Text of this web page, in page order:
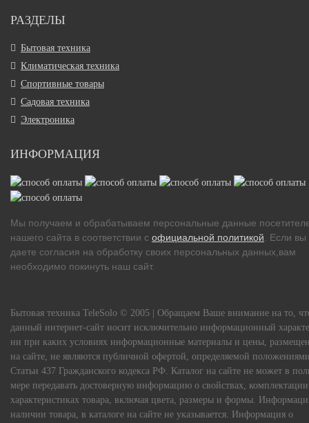
РАЗДЕЛЫ
Бытовая техника
Климатическая техника
Спортивные товары
Садовая техника
Электроника
ИНФОРМАЦИЯ
Мы получаем и обрабатываем персональные данные
нашего сайта в соответствии с официальной политикой. Если вы
даете согласия на обработку своих персональных данных,вам
необходимо покинуть наш сайт.
Бытовая техника TeleSolo © 2005 | Обращаем Ваше внимание на то,
данный интернет-сайт носит исключительно информационный
ни при каких условиях информационные материалы и цены,
на сайте, не являются публичной офертой, определяемой
Статьи 437 Гражданского кодекса РФ. Каталог на сайте не может в
мере передавать достоверную информацию о свойствах,
характеристиках товара, включая цвета, размеры и формы.
наличии товара, в каталоге на сайте не указывается. Информация о